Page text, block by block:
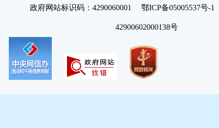
政府网站标识码：4290060001 鄂ICP备05005537号
42900602000138号